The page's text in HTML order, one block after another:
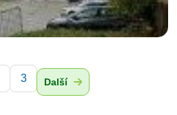
3 Další